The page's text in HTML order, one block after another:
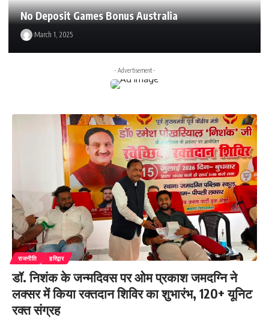
No Deposit Games Bonus Australia
March 1, 2025
- Advertisement -
राजनीति हरिद्वार
डॉ. निशंक के जन्मदिवस पर ओम प्रकाश जमदग्नि ने
लक्सर में किया रक्तदान शिविर का शुभारंभ, 120+ यूनिट
रक्त संग्रह